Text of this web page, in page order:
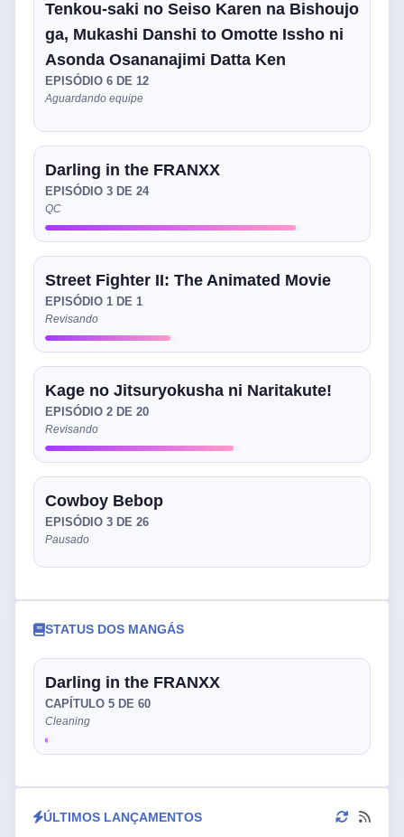
Tenkou-saki no Seiso Karen na Bishoujo
ga, Mukashi Danshi to Omotte Issho ni
Asonda Osananajimi Datta Ken
EPISÓDIO 6 DE 12
Aguardando equipe
Darling in the FRANXX
EPISÓDIO 3 DE 24
QC
Street Fighter II: The Animated Movie
EPISÓDIO 1 DE 1
Revisando
Kage no Jitsuryokusha ni Naritakute!
EPISÓDIO 2 DE 20
Revisando
Cowboy Bebop
EPISÓDIO 3 DE 26
Pausado
STATUS DOS MANGÁS
Darling in the FRANXX
CAPÍTULO 5 DE 60
Cleaning
ÚLTIMOS LANÇAMENTOS